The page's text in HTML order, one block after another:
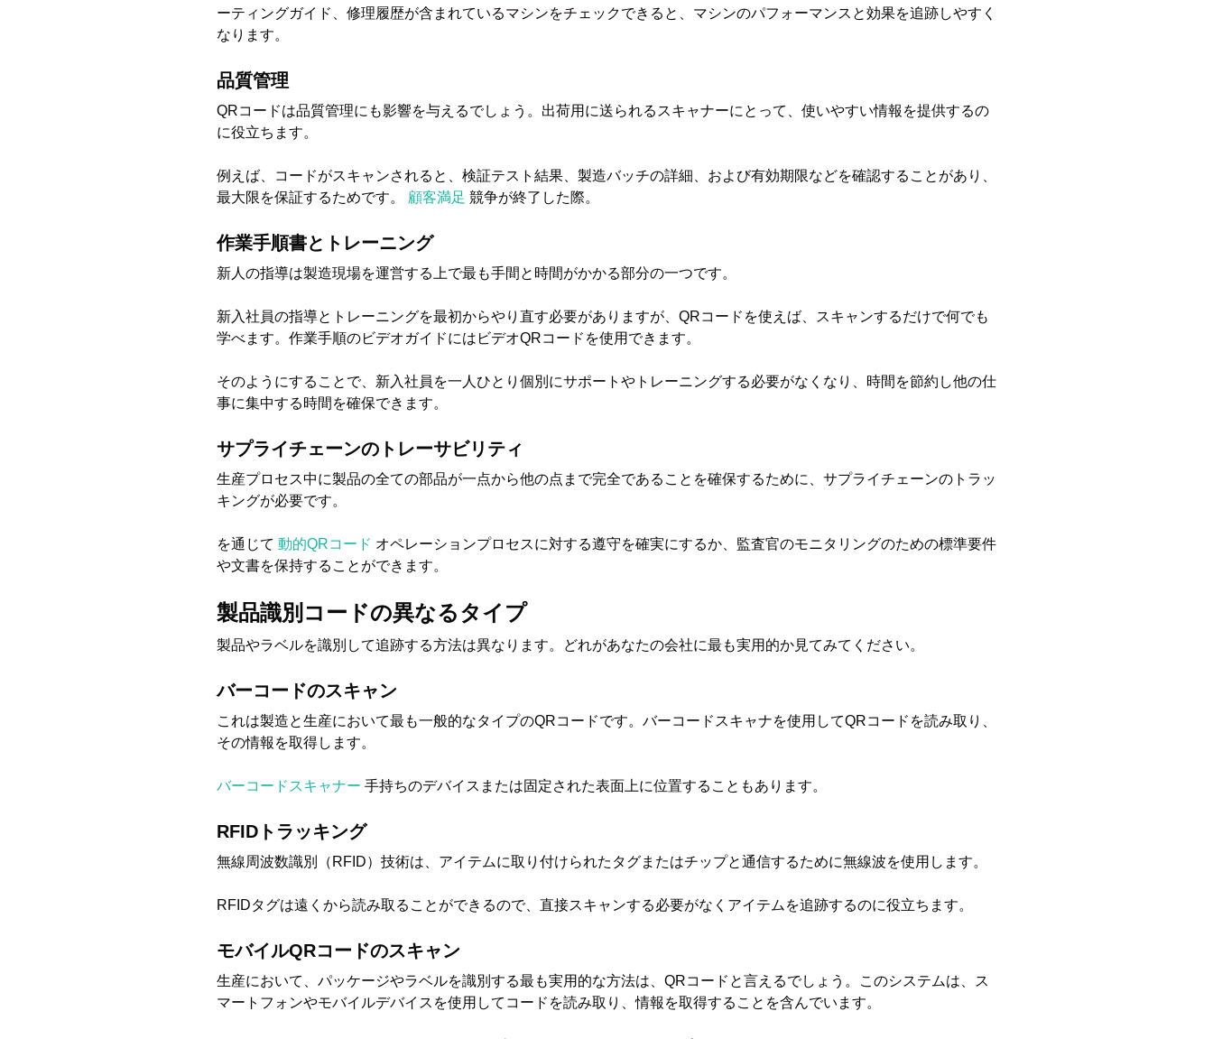
ーティングガイド、修理履歴が含まれているマシンをチェックできると、マシンのパフォーマンスと効果を追跡しやすく
なります。
品質管理
QRコードは品質管理にも影響を与えるでしょう。出荷用に送られるスキャナーにとって、使いやすい情報を提供するの
に役立ちます。
例えば、コードがスキャンされると、検証テスト結果、製造バッチの詳細、および有効期限などを確認することがあり、
最大限を保証するためです。 顧客満足 競争が終了した際。
作業手順書とトレーニング
新人の指導は製造現場を運営する上で最も手間と時間がかかる部分の一つです。
新入社員の指導とトレーニングを最初からやり直す必要がありますが、QRコードを使えば、スキャンするだけで何でも
学べます。作業手順のビデオガイドにはビデオQRコードを使用できます。
そのようにすることで、新入社員を一人ひとり個別にサポートやトレーニングする必要がなくなり、時間を節約し他の仕
事に集中する時間を確保できます。
サプライチェーンのトレーサビリティ
生産プロセス中に製品の全ての部品が一点から他の点まで完全であることを確保するために、サプライチェーンのトラッ
キングが必要です。
を通じて 動的QRコード オペレーションプロセスに対する遵守を確実にするか、監査官のモニタリングのための標準要件
や文書を保持することができます。
製品識別コードの異なるタイプ
製品やラベルを識別して追跡する方法は異なります。どれがあなたの会社に最も実用的か見てみてください。
バーコードのスキャン
これは製造と生産において最も一般的なタイプのQRコードです。バーコードスキャナを使用してQRコードを読み取り、
その情報を取得します。
バーコードスキャナー 手持ちのデバイスまたは固定された表面上に位置することもあります。
RFIDトラッキング
無線周波数識別（RFID）技術は、アイテムに取り付けられたタグまたはチップと通信するために無線波を使用します。
RFIDタグは遠くから読み取ることができるので、直接スキャンする必要がなくアイテムを追跡するのに役立ちます。
モバイルQRコードのスキャン
生産において、パッケージやラベルを識別する最も実用的な方法は、QRコードと言えるでしょう。このシステムは、ス
マートフォンやモバイルデバイスを使用してコードを読み取り、情報を取得することを含んでいます。